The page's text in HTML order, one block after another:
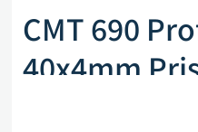
CMT 690
40x4mm